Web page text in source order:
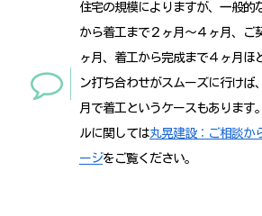
住宅の規模によりますが、一般的
から着工まで２ヶ月～４ヶ月、ご
ヶ月、着工から完成まで４ヶ月ほ
ン打ち合わせがスムーズに行けば
月で着工というケースもあります
ルに関しては丸晃建設：ご相談か
ージをご覧ください。